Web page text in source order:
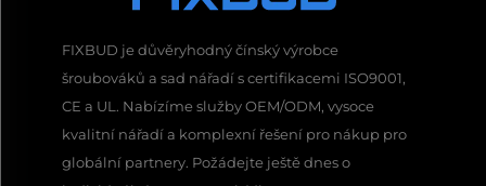
FIXBUD je důvěryhodný čínský výrobce
šroubováků a sad nářadí s certifikacemi ISO9001,
CE a UL. Nabízíme služby OEM/ODM, vysoce
kvalitní nářadí a komplexní řešení pro nákup pro
globální partnery. Požádejte ještě dnes o